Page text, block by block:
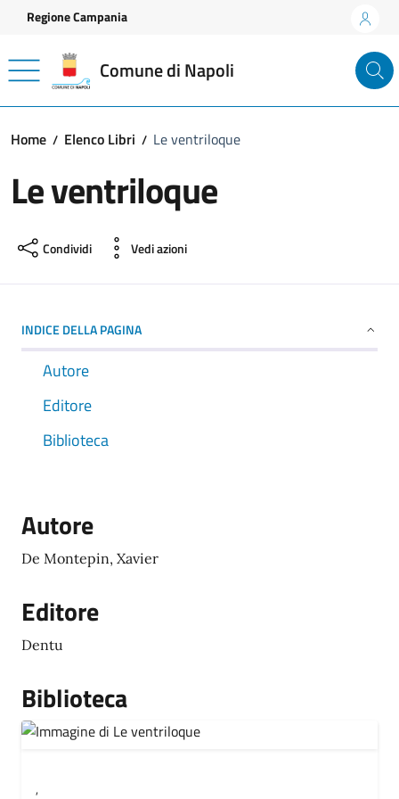
Vai ai contenuti
Vai al footer
Regione Campania
Comune di Napoli
Home Elenco Libri Le ventriloque
Le ventriloque
Condividi Vedi azioni
INDICE DELLA PAGINA
Autore
Editore
Biblioteca
Autore
De Montepin, Xavier
Editore
Dentu
Biblioteca
,